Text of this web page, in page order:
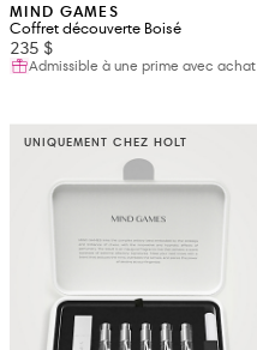
MIND GAMES
Coffret découverte Boisé
235 $
Admissible à une prime avec achat
UNIQUEMENT CHEZ HOLT